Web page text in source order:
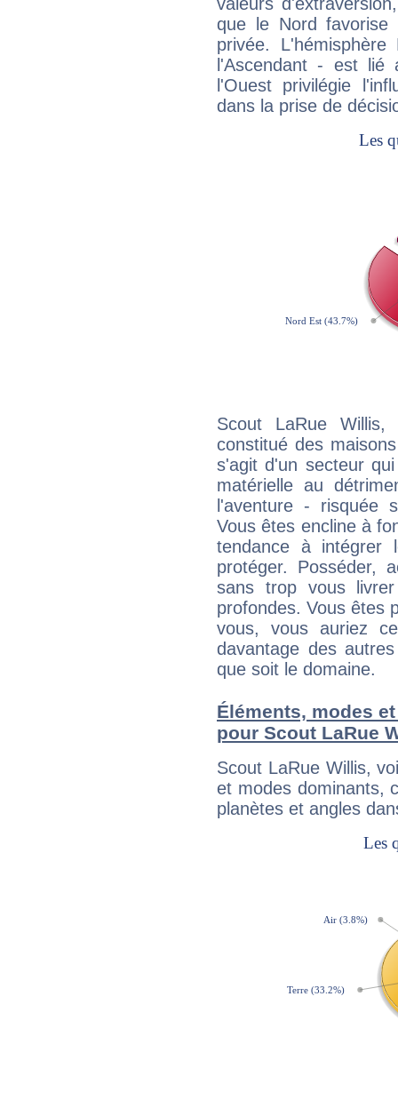
valeurs
que le Nord favorise
privée.
l'Ascendant - est
l'Ouest privilégie
dans la prise de
Scout LaRue
constitué des
s'agit d'un secteur
matérielle au
l'aventure - risquée
Vous êtes encline à
tendance à
protéger. Posséder,
sans trop vous
profondes. Vous êtes
vous, vous auriez
davantage des
que soit le domaine.
Éléments, modes
pour Scout LaRue
Scout LaRue Willis,
et modes dominants,
planètes et angles